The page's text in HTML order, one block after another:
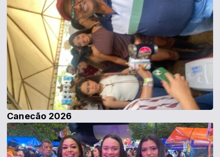
Canecão 2026